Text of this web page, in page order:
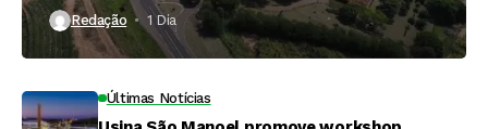
Redação 1 Dia ⁮
Últimas Notícias